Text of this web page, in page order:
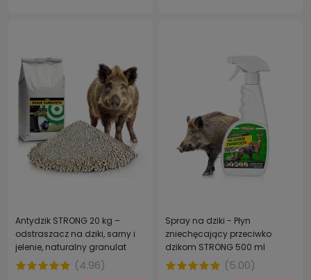
Antydzik STRONG 20 kg –
odstraszacz na dziki, sarny i
jelenie, naturalny granulat
ochronny
(4.96)
Spray na dziki - Płyn
zniechęcający przeciwko
dzikom STRONG 500 ml
(5.00)